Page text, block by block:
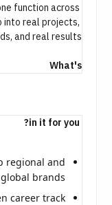
function across
into real projects,
and real results.
What's
regional and
global brands
career track